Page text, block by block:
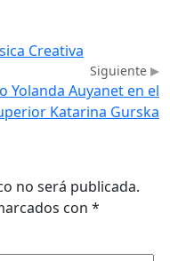
Creativa
Siguiente
Yolanda Auyanet en el
Katarina Gurska
no será publicada.
con *